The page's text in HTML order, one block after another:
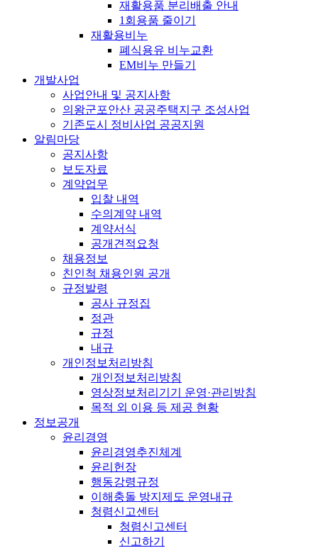
재활용품 분리배출 안내
1회용품 줄이기
재활용비누
폐식용유 비누교환
EM비누 만들기
개발사업
사업안내 및 공지사항
의왕군포안산 공공주택지구 조성사업
기존도시 정비사업 공공지원
알림마당
공지사항
보도자료
계약업무
입찰 내역
수의계약 내역
계약서식
공개견적요청
채용정보
친인척 채용인원 공개
규정발령
공사 규정집
정관
규정
내규
개인정보처리방침
개인정보처리방침
영상정보처리기기 운영·관리방침
목적 외 이용 등 제공 현황
정보공개
윤리경영
윤리경영추진체계
윤리헌장
행동강령규정
이해충돌 방지제도 운영내규
청렴신고센터
청렴신고센터
신고하기